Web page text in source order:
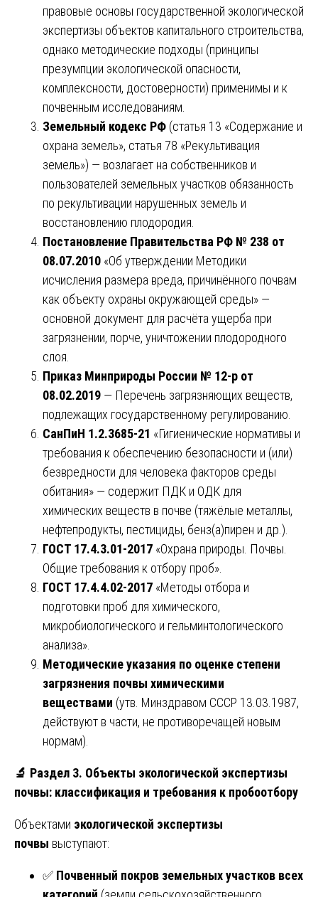
правовые основы государственной экологической
экспертизы объектов капитального строительства,
однако методические подходы (принципы
презумпции экологической опасности,
комплексности, достоверности) применимы и к
почвенным исследованиям.
Земельный кодекс РФ (статья 13 «Содержание и
охрана земель», статья 78 «Рекультивация
земель») — возлагает на собственников и
пользователей земельных участков обязанность
по рекультивации нарушенных земель и
восстановлению плодородия.
Постановление Правительства РФ № 238 от
08.07.2010 «Об утверждении Методики
исчисления размера вреда, причинённого почвам
как объекту охраны окружающей среды» —
основной документ для расчёта ущерба при
загрязнении, порче, уничтожении плодородного
слоя.
Приказ Минприроды России № 12-р от
08.02.2019 — Перечень загрязняющих веществ,
подлежащих государственному регулированию.
СанПиН 1.2.3685-21 «Гигиенические нормативы и
требования к обеспечению безопасности и (или)
безвредности для человека факторов среды
обитания» — содержит ПДК и ОДК для
химических веществ в почве (тяжёлые металлы,
нефтепродукты, пестициды, бенз(а)пирен и др.).
ГОСТ 17.4.3.01-2017 «Охрана природы. Почвы.
Общие требования к отбору проб».
ГОСТ 17.4.4.02-2017 «Методы отбора и
подготовки проб для химического,
микробиологического и гельминтологического
анализа».
Методические указания по оценке степени
загрязнения почвы химическими
веществами (утв. Минздравом СССР 13.03.1987,
действуют в части, не противоречащей новым
нормам).
🔬 Раздел 3. Объекты экологической экспертизы
почвы: классификация и требования к пробоотбору
Объектами экологической экспертизы
почвы выступают:
✅ Почвенный покров земельных участков всех